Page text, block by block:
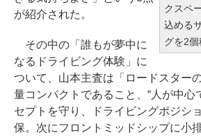
クスペ
込める
グを2個
が紹介された。
その中の「誰もが夢中に
なるドライビング体験」に
ついて、山本主査は「ロードスター
量コンパクトであること、“人が中心
セプトを守り、ドライビングポジシ
保。次にフロントミッドシップに小